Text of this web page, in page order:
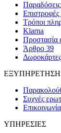
Παραδόσεις
Τρόποι
Klarna
Προστασία
Άρθρο 39
Συχνές
Επικοινωνία
ΥΠΗΡΕΣΙΕΣ